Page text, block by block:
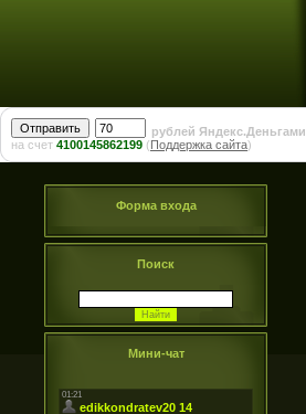
рублей Яндекс.Деньгами
на счет 4100145862199 (Поддержка сайта)
Форма входа
Поиск
Мини-чат